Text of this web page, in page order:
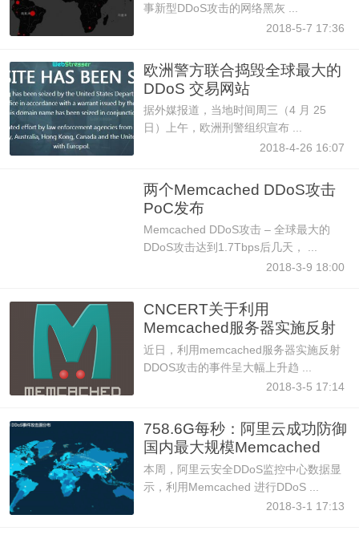
事新型DDoS攻击的网络黑灰 ...
2018-5-7 17:36
欧洲警方联合捣毁全球最大的
DDoS 交易网站
据外媒报道，当地时间周三（4 月 25
日）上午，欧洲刑警组织宣布 ...
2018-4-26 16:07
两个Memcached DDoS攻击
PoC发布
Memcached DDoS攻击 – 全球最大的
DDoS攻击达到1.7Tbps后几天， ...
2018-3-9 18:00
CNCERT关于利用
Memcached服务器实施反射
DDoS攻击的情况
近日，利用memcached服务器实施反射
DDOS攻击的事件呈大幅上升趋 ...
2018-3-5 17:14
758.6G每秒：阿里云成功防御
国内最大规模Memcached
DDoS
本周，阿里云安全DDoS监控中心数据显
示，利用Memcached 进行DDoS ...
2018-3-1 17:13